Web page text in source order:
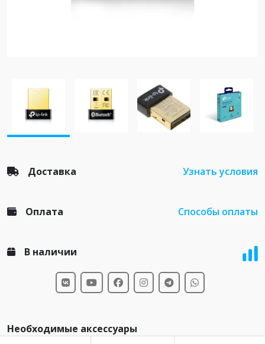
Доставка Узнать условия
Оплата Способы оплаты
В наличии
Необходимые аксессуары